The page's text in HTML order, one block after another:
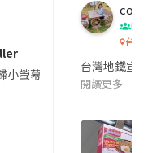
小螢幕啦!這次的劇本改編
co
吹
台灣
台灣地鐵宣
閱讀更多